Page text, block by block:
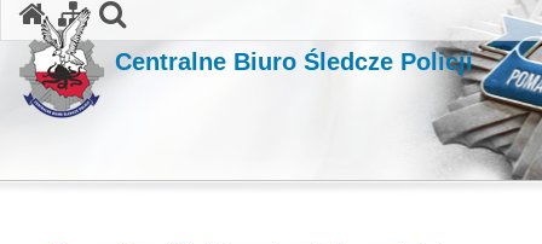
Centralne Biuro Śledcze Policji